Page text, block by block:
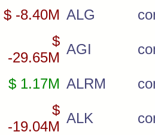
$ -8.40M ALG
$
-29.65M
AGI
$ 1.17M ALRM
$
-19.04M
ALK